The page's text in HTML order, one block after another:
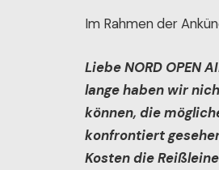
Im Rahmen der
Liebe NORD OPEN
lange haben wir
können, die
konfrontiert
Kosten die